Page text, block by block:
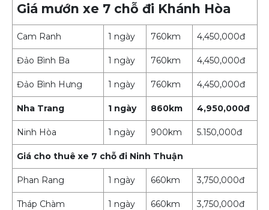
Giá mướn xe 7 chỗ đi Khánh Hòa
Cam Ranh 1 ngày 760km 4,450,000đ
Đảo Bình Ba 1 ngày 760km 4,450,000đ
Đảo Bình Hưng 1 ngày 760km 4,450,000đ
Nha Trang 1 ngày 860km 4,950,000đ
Ninh Hòa 1 ngày 900km 5.150,000đ
Giá cho thuê xe 7 chỗ đi Ninh Thuận
Phan Rang 1 ngày 660km 3,750,000đ
Tháp Chàm 1 ngày 660km 3,750,000đ